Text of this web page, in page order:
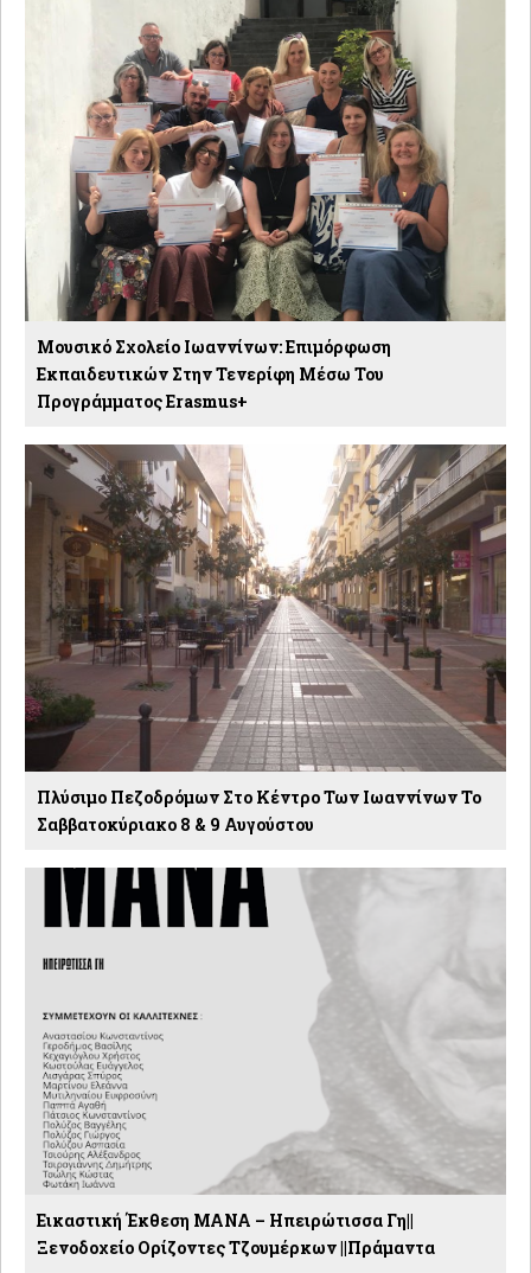
Μουσικό Σχολείο Ιωαννίνων: Επιμόρφωση
Εκπαιδευτικών Στην Τενερίφη Μέσω Του
Προγράμματος Erasmus+
Πλύσιμο Πεζοδρόμων Στο Κέντρο Των Ιωαννίνων Το
Σαββατοκύριακο 8 & 9 Αυγούστου
Εικαστική Έκθεση ΜΑΝΑ – Ηπειρώτισσα Γη||
Ξενοδοχείο Ορίζοντες Τζουμέρκων ||Πράμαντα